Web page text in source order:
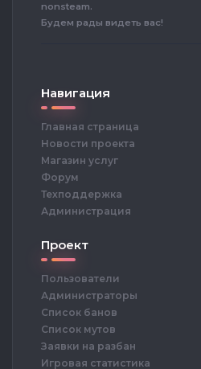
nonsteam.
Будем рады видеть вас!
Навигация
Главная страница
Новости проекта
Магазин услуг
Форум
Техподдержка
Администрация
Проект
Пользователи
Администраторы
Список банов
Список мутов
Заявки на разбан
Игровая статистика